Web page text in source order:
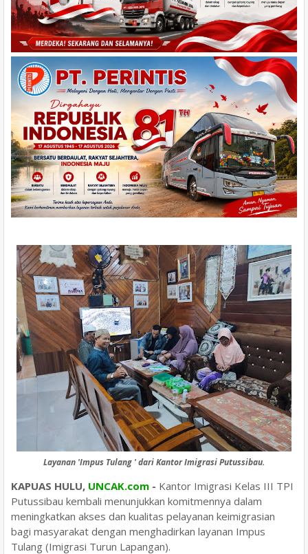
Layanan 'Impus Tulang ' dari Kantor Imigrasi Putussibau.
KAPUAS HULU, UNCAK.com - Kantor Imigrasi Kelas III TPI
Putussibau kembali menunjukkan komitmennya dalam
meningkatkan akses dan kualitas pelayanan keimigrasian
bagi masyarakat dengan menghadirkan layanan Impus
Tulang (Imigrasi Turun Lapangan).